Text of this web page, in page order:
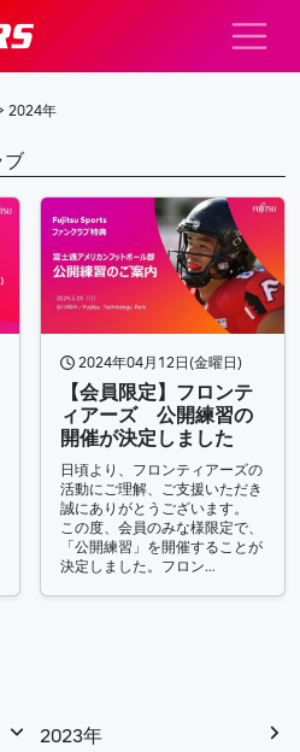
2024年
ブ
2024年04月12日(金曜日)
【会員限定】フロンテ
ィアーズ 公開練習の
開催が決定しました
日頃より、フロンティアーズの
活動にご理解、ご支援いただき
誠にありがとうございます。
この度、会員のみな様限定で、
「公開練習」を開催することが
決定しました。フロン…
2023年